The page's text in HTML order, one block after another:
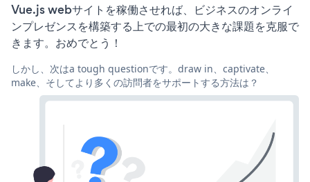
Vue.js webサイトを稼働させれば、ビジネスのオンライ
ンプレゼンスを構築する上での最初の大きな課題を克服で
きます。おめでとう！
しかし、次はa tough questionです。draw in、captivate、
make、そしてより多くの訪問者をサポートする方法は？